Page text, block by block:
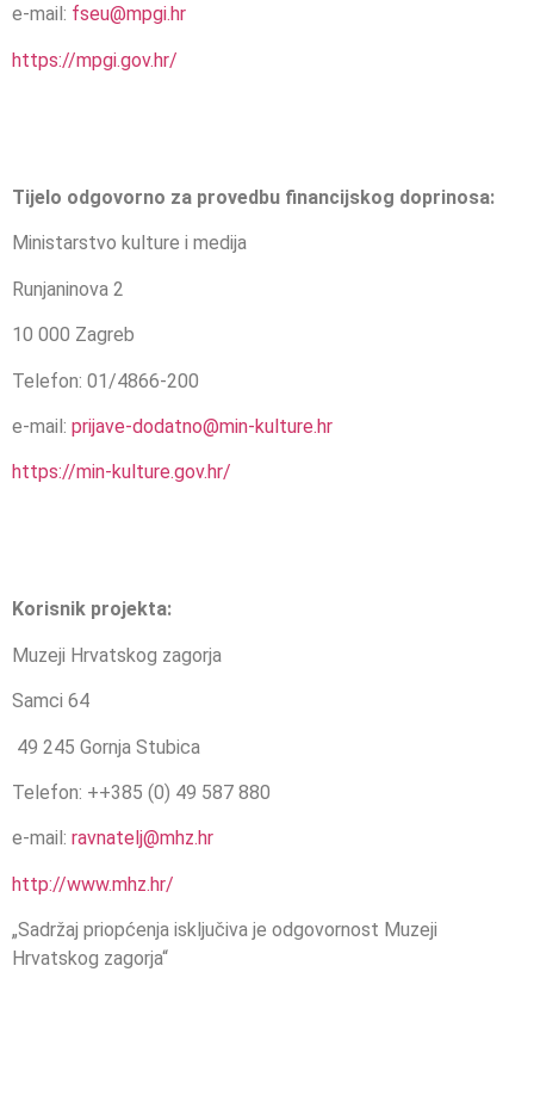
e-mail: fseu@mpgi.hr
https://mpgi.gov.hr/
Tijelo odgovorno za provedbu financijskog doprinosa:
Ministarstvo kulture i medija
Runjaninova 2
10 000 Zagreb
Telefon: 01/4866-200
e-mail: prijave-dodatno@min-kulture.hr
https://min-kulture.gov.hr/
Korisnik projekta:
Muzeji Hrvatskog zagorja
Samci 64
49 245 Gornja Stubica
Telefon: ++385 (0) 49 587 880
e-mail: ravnatelj@mhz.hr
http://www.mhz.hr/
„Sadržaj priopćenja isključiva je odgovornost Muzeji
Hrvatskog zagorja“